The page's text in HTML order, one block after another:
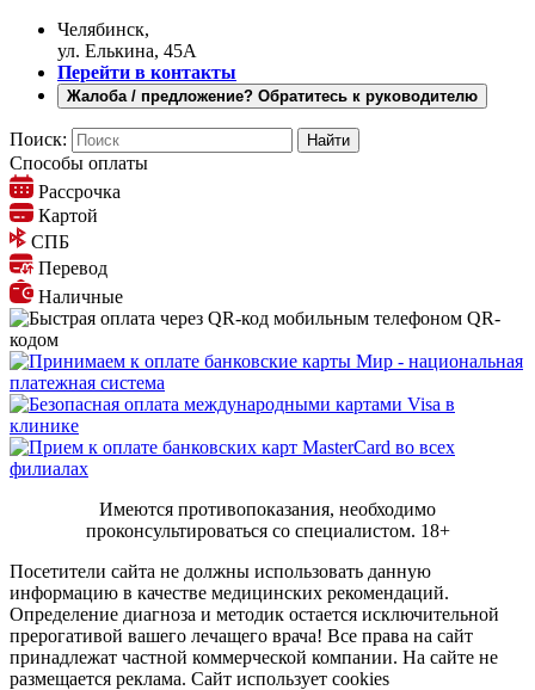
Челябинск,
ул. Елькина, 45А
Перейти в контакты
Жалоба / предложение? Обратитесь к руководителю
Поиск:
Способы оплаты
Рассрочка
Картой
СПБ
Перевод
Наличные
QR-
кодом
Имеются противопоказания, необходимо
проконсультироваться со специалистом. 18+
Посетители сайта не должны использовать данную
информацию в качестве медицинских рекомендаций.
Определение диагноза и методик остается исключительной
прерогативой вашего лечащего врача! Все права на сайт
принадлежат частной коммерческой компании. На сайте не
размещается реклама. Сайт использует cookies